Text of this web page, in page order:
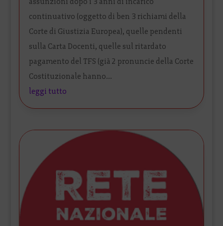
continuativo (oggetto di ben 3 richiami della
Corte di Giustizia Europea), quelle pendenti
sulla Carta Docenti, quelle sul ritardato
pagamento del TFS (già 2 pronuncie della Corte
Costituzionale hanno...
leggi tutto